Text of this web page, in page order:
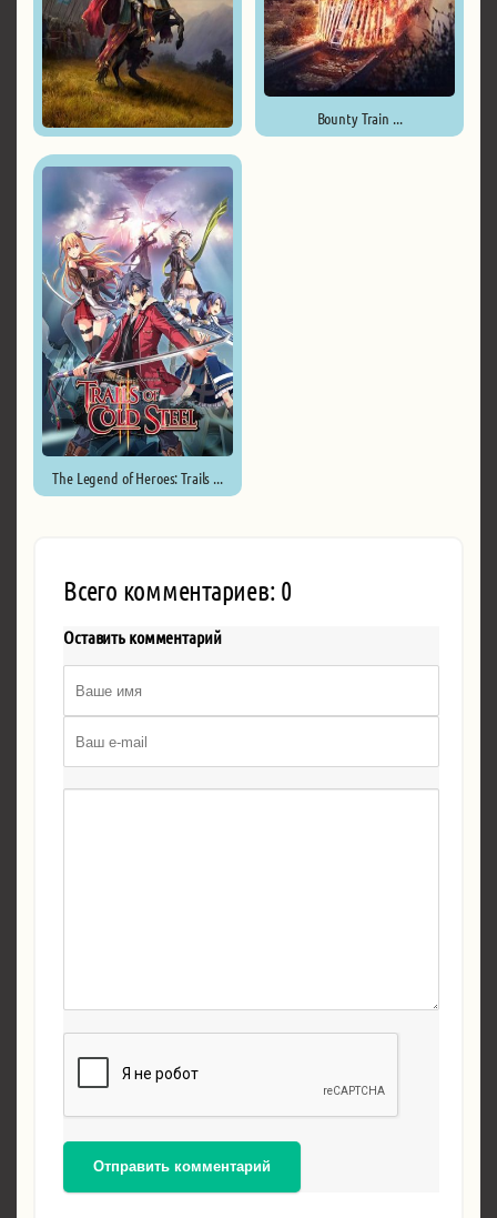
Bounty Train ...
The Legend of Heroes: Trails ...
Всего комментариев: 0
Оставить комментарий
Отправить комментарий